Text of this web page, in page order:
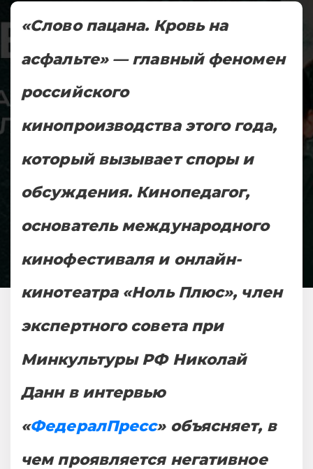
«Слово пацана. Кровь на
асфальте» — главный феномен
российского
кинопроизводства этого года,
который вызывает споры и
обсуждения. Кинопедагог,
основатель международного
кинофестиваля и онлайн-
кинотеатра «Ноль Плюс», член
экспертного совета при
Минкультуры РФ Николай
Данн в интервью
«ФедералПресс» объясняет, в
чем проявляется негативное